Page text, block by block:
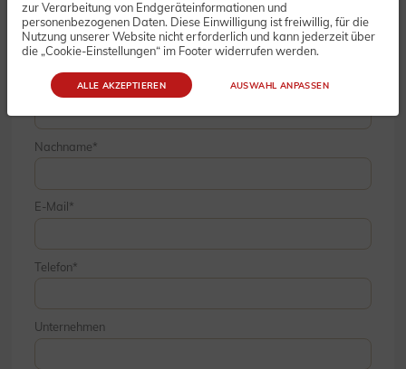
Vorname
Nachname
E-Mail
Telefon
Unternehmen
zur Verarbeitung von Endgeräteinformationen und
personenbezogenen Daten. Diese Einwilligung ist freiwillig, für die
Nutzung unserer Website nicht erforderlich und kann jederzeit über
die „Cookie-Einstellungen“ im Footer widerrufen werden.
ALLE AKZEPTIEREN AUSWAHL ANPASSEN